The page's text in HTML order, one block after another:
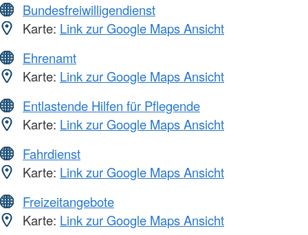
Bundesfreiwilligendienst
Karte: Link zur Google Maps Ansicht
Ehrenamt
Karte: Link zur Google Maps Ansicht
Entlastende Hilfen für Pflegende
Karte: Link zur Google Maps Ansicht
Fahrdienst
Karte: Link zur Google Maps Ansicht
Freizeitangebote
Karte: Link zur Google Maps Ansicht